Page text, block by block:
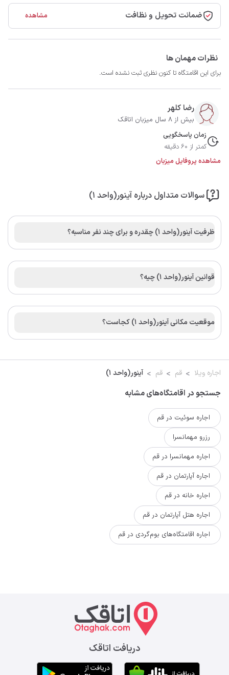
ضمانت تحویل و نظافت مشاهده
نظرات مهمان ها
برای این اقامتگاه تا کنون نظری ثبت نشده است.
رضا کلهر
بیش از 8 سال میزبان اتاقک
زمان پاسخگویی
کمتر از 60 دقیقه
مشاهده پروفایل میزبان
سوالات متداول درباره آینور(واحد 1)
ظرفیت آینور(واحد 1) چقدره و برای چند نفر مناسبه؟
قوانین آینور(واحد 1) چیه؟
موقعیت مکانی آینور(واحد 1) کجاست؟
اجاره ویلا قم قم آینور(واحد 1)
جستجو در اقامتگاه‌های مشابه
اجاره سوئیت در قم
رزرو مهمانسرا
اجاره مهمانسرا در قم
اجاره آپارتمان در قم
اجاره خانه در قم
اجاره هتل آپارتمان در قم
اجاره اقامتگاه‌های بوم‌گردی در قم
دریافت اتاقک